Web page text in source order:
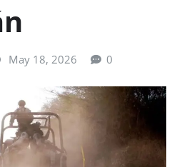
May 18, 2026 0